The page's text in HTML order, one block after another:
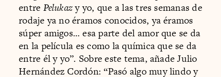
entre Pelukazy yo, que a las tres semanas de
rodaje ya no éramos conocidos, ya éramos
súper amigos… esa parte del amor que se da
en la película es como la química que se da
entre él y yo”. Sobre este tema, añade Julio
Hernández Cordón: “Pasó algo muy lindo y